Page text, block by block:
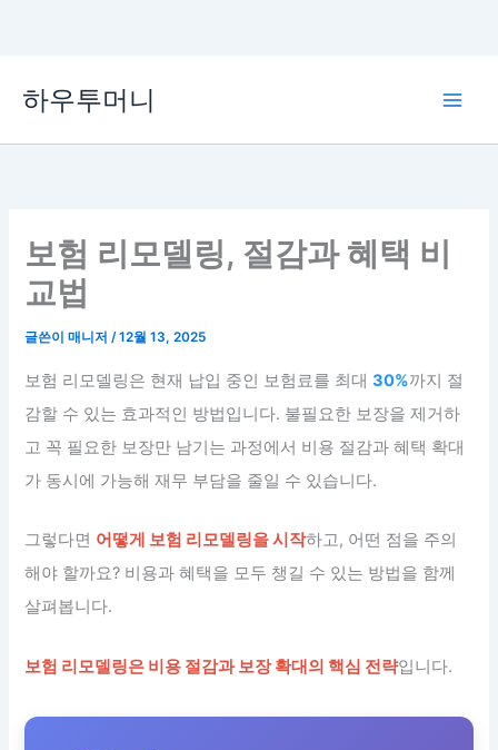
로
하우투머니
보험 리모델링, 절감과 혜택 비
교법
글쓴이매니저/12월 13, 2025
보험 리모델링은 현재 납입 중인 보험료를 최대30%까지 절
감할 수 있는 효과적인 방법입니다. 불필요한 보장을 제거하
고 꼭 필요한 보장만 남기는 과정에서 비용 절감과 혜택 확대
가 동시에 가능해 재무 부담을 줄일 수 있습니다.
그렇다면 어떻게 보험 리모델링을 시작하고, 어떤 점을 주의
해야 할까요? 비용과 혜택을 모두 챙길 수 있는 방법을 함께
살펴봅니다.
보험 리모델링은 비용 절감과 보장 확대의 핵심 전략입니다.